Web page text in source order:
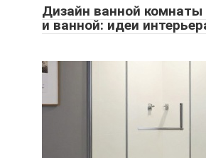
Дизайн ванной
и ванной: идеи